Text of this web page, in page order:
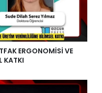
ERGONOMİSİ VE
KATKI